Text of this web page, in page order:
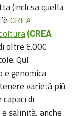
(inclusa quella
CREA
(CREA
oltre 8.000
Qui
e genomica
varietà più
di
salinità, anche